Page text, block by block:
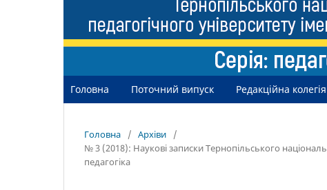
Головна Поточний випуск Редакційна колегія
Головна / Архіви
/
№ 3 (2018): Наукові записки Тернопільського
педагогіка